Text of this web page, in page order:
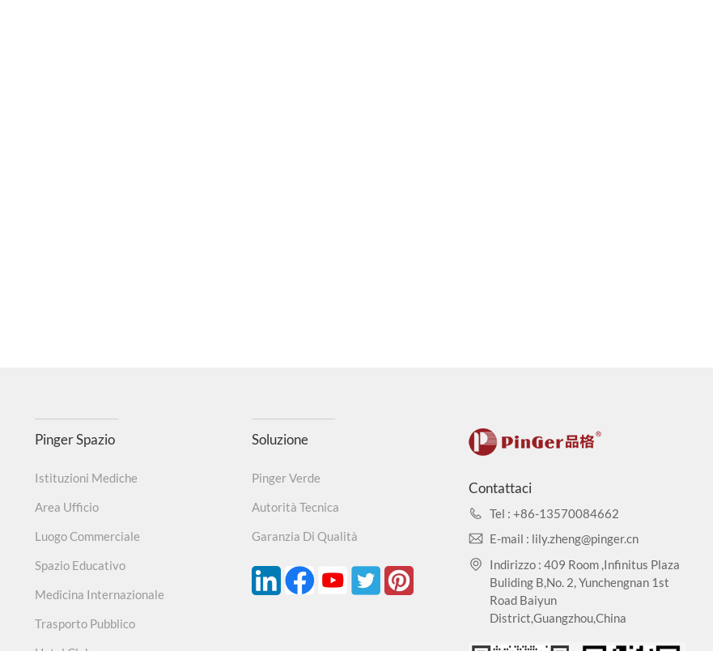
Pinger Spazio
Istituzioni Mediche
Area Ufficio
Luogo Commerciale
Spazio Educativo
Medicina Internazionale
Trasporto Pubblico
Soluzione
Pinger Verde
Autorità Tecnica
Garanzia Di Qualità
Contattaci
Tel : +86-13570084662
E-mail : lily.zheng@pinger.cn
Indirizzo : 409 Room ,Infinitus Plaza
Buliding B,No. 2, Yunchengnan 1st
Road Baiyun
District,Guangzhou,China